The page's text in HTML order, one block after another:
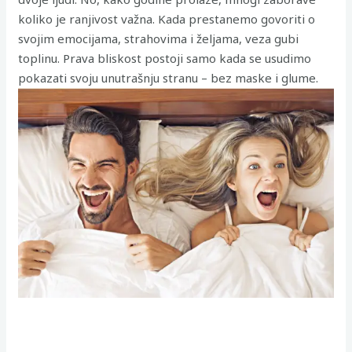
koliko je ranjivost važna. Kada prestanemo govoriti o
svojim emocijama, strahovima i željama, veza gubi
toplinu. Prava bliskost postoji samo kada se usudimo
pokazati svoju unutrašnju stranu – bez maske i glume.